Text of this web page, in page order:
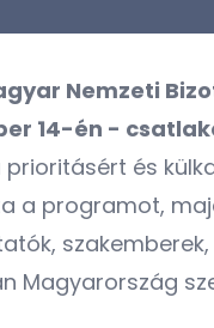
Nemzeti
14-én -
prioritásért és
a programot,
Magyarország